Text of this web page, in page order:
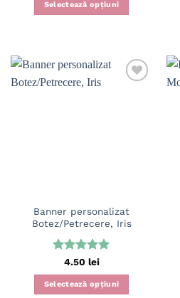
Selectează opțiuni
Banner personalizat
Botez/Petrecere, Iris
Evaluat la
5din 5
4.50 lei
Selectează opțiuni